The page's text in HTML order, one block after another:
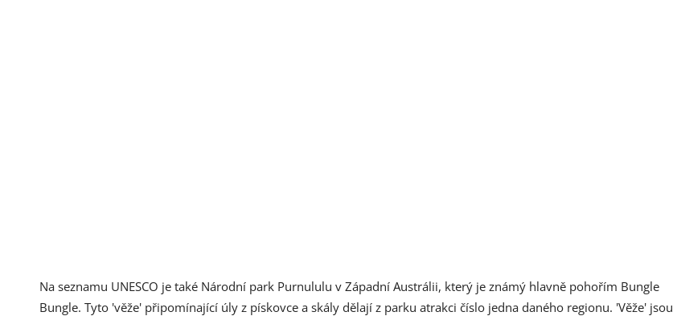
Na seznamu UNESCO je také Národní park Purnululu v Západní Austrálii, který je známý hlavně pohořím Bungle
Bungle. Tyto 'věže' připomínající úly z pískovce a skály dělají z parku atrakci číslo jedna daného regionu. 'Věže' jsou